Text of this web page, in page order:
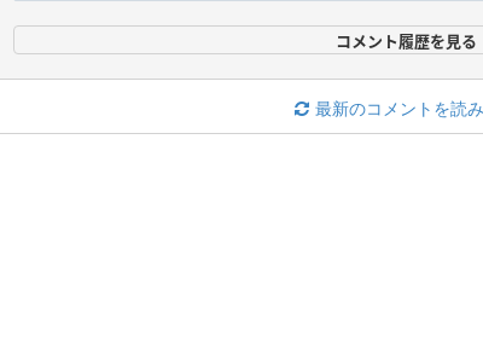
コメント履歴を見る
最新のコメントを読